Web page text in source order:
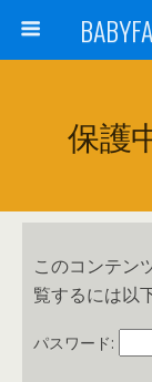
保護
このコンテン
覧するには以
パスワード: